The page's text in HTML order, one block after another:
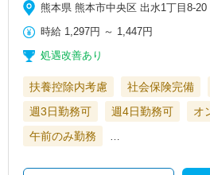
熊本県 熊本市中央区 出水1丁目8-20
時給 1,297円 ～ 1,447円
処遇改善あり
扶養控除内考慮 社会保険完備
週3日勤務可
週4日勤務可
オ
午前のみ勤務